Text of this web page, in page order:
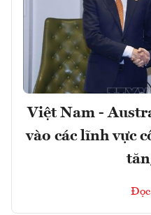
Việt Nam -
vào các lĩnh vực
Đọc